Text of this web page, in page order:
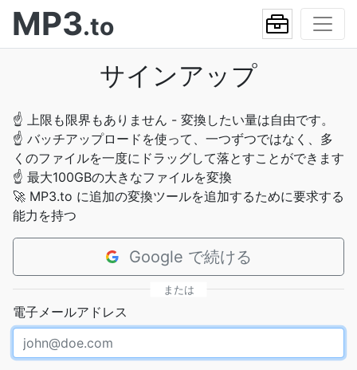
MP3.to
サインアップ
☝ 上限も限界もありません - 変換したい量は自由です。
☝ バッチアップロードを使って、一つずつではなく、多
くのファイルを一度にドラッグして落とすことができます
☝ 最大100GBの大きなファイルを変換
🚀 MP3.to に追加の変換ツールを追加するために要求する
能力を持つ
Google で続ける
または
電子メールアドレス